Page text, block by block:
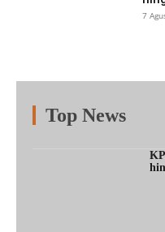
7
Top News